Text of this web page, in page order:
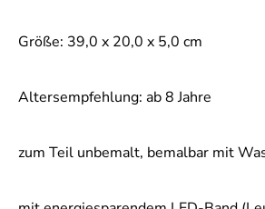
Größe: 39,0 x 20,0 x 5,0 cm
Altersempfehlung: ab 8 Jahre
zum Teil unbemalt, bemalbar mit